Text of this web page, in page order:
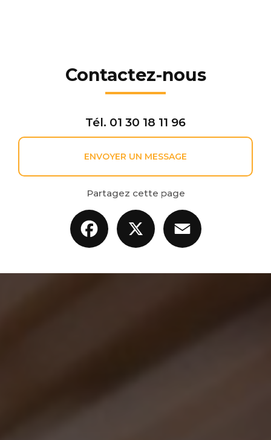
Contactez-nous
Tél. 01 30 18 11 96
ENVOYER UN MESSAGE
Partagez cette page
Facebook